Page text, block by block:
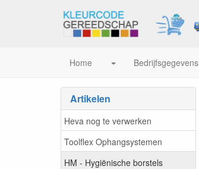
Home Bedrijfsgegevens
Artikelen
Heva nog te verwerken
Toolflex Ophangsystemen
HM - Hygiënische borstels